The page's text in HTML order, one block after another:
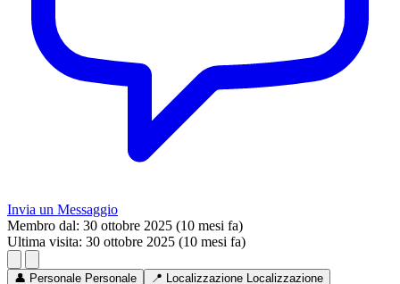
Invia un Messaggio
Membro dal: 30 ottobre 2025 (10 mesi fa)
Ultima visita: 30 ottobre 2025 (10 mesi fa)
👤 Personale Personale 📍 Localizzazione Localizzazione